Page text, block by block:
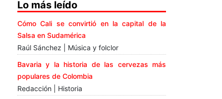
Lo más leído
Cómo Cali se convirtió en la capital de la
Salsa en Sudamérica
Raúl Sánchez | Música y folclor
Bavaria y la historia de las cervezas más
populares de Colombia
Redacción | Historia